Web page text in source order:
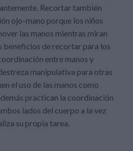
Recortar también
ojo-mano porque los niños
las manos mientras miran
beneficios de recortar para los
entre manos y
manipulativa para otras
el uso de las manos como
practican la coordinación
lados del cuerpo a la vez
su propia tarea.